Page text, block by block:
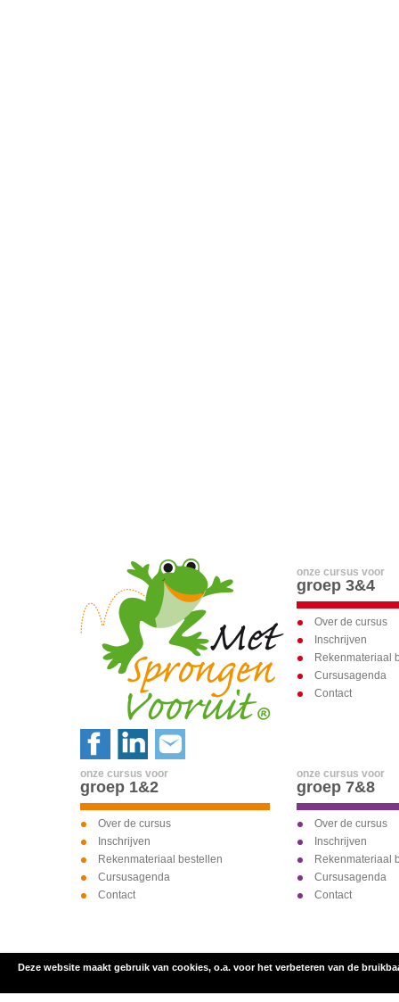
onze cursus voor
groep 3&4
Over de cursus
Inschrijven
Rekenmateriaal
Cursusagenda
Contact
onze cursus voor
groep 1&2
Over de cursus
Inschrijven
Rekenmateriaal bestellen
Cursusagenda
Contact
onze cursus voor
groep 7&8
Over de cursus
Inschrijven
Rekenmateriaal
Cursusagenda
Contact
inschrijven voor
Deze website maakt gebruik van cookies, o.a. voor het verbeteren van de